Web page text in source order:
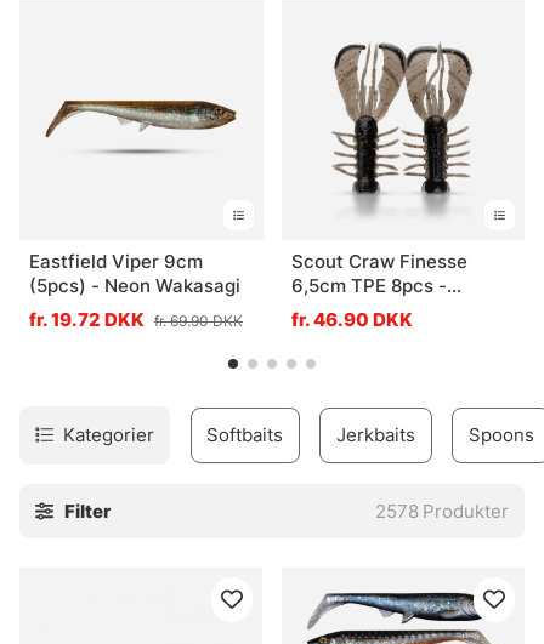
Eastfield Viper 9cm
(5pcs) - Neon Wakasagi
fr. 19.72 DKK fr. 69.90 DKK
Scout Craw Finesse
6,5cm TPE 8pcs -
Motoroil Glitter
fr. 46.90 DKK
Kategorier Softbaits Jerkbaits Spoons
Filter 2578 Produkter